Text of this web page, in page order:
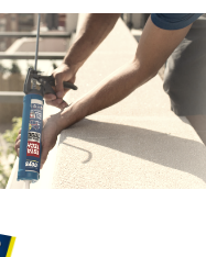
Είσοδος
Ξέχασες το password;